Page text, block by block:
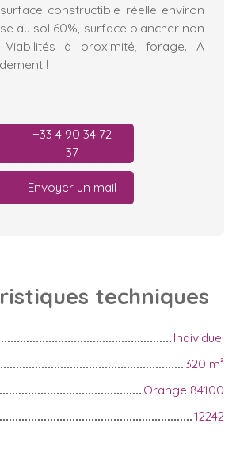
constructible réelle environ
au sol 60%, surface plancher non
Viabilités à proximité, forage. A
!
+33 4 90 34 72
37
Envoyer un mail
techniques
Individuel
320 m²
Orange 84100
12242